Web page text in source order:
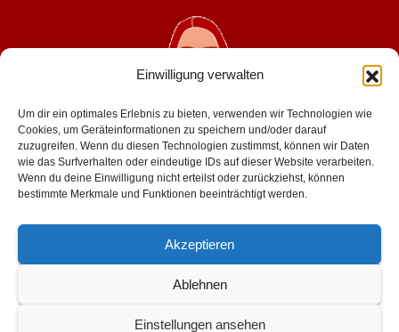
Einwilligung verwalten
Um dir ein optimales Erlebnis zu bieten, verwenden wir Technologien wie
Cookies, um Geräteinformationen zu speichern und/oder darauf
zuzugreifen. Wenn du diesen Technologien zustimmst, können wir Daten
wie das Surfverhalten oder eindeutige IDs auf dieser Website verarbeiten.
Wenn du deine Einwilligung nicht erteilst oder zurückziehst, können
bestimmte Merkmale und Funktionen beeinträchtigt werden.
Akzeptieren
Ablehnen
Einstellungen ansehen
geniesserinnen.de
für mehr lust im leben